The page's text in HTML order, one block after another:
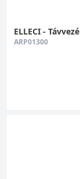
ELLECI -
ARP01300